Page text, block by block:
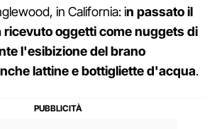
in California: in passato il
ricevuto oggetti come nuggets di
l'esibizione del brano
lattine e bottigliette d'acqua.